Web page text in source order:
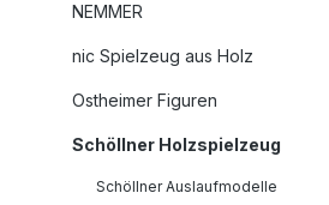
NEMMER
nic Spielzeug aus Holz
Ostheimer Figuren
Schöllner Holzspielzeug
Schöllner Auslaufmodelle